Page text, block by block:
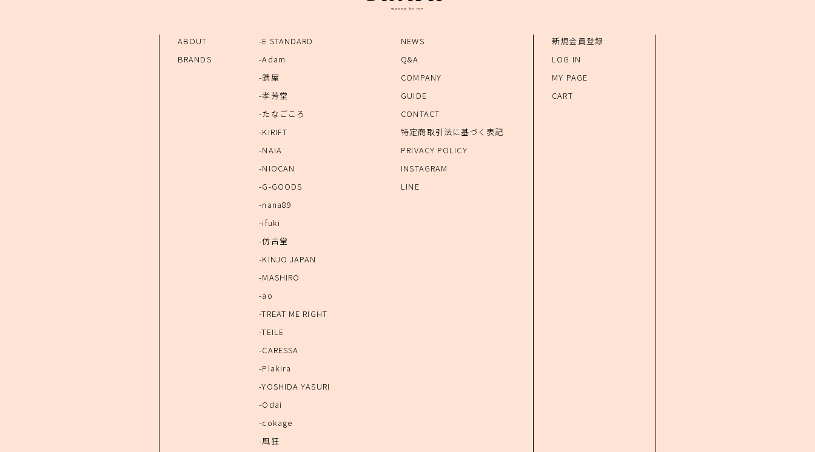
ABOUT
BRANDS
-E STANDARD
-Adam
-錆屋
-孝芳堂
-たなごころ
-KIRIFT
-NAIA
-NIOCAN
-G-GOODS
-nana89
-ifuki
-仿古堂
-KINJO JAPAN
-MASHIRO
-ao
-TREAT ME RIGHT
-TEILE
-CARESSA
-Plakira
-YOSHIDA YASURI
-Odai
-cokage
-風狂
NEWS
Q&A
COMPANY
GUIDE
CONTACT
特定商取引法に基づく表記
PRIVACY POLICY
INSTAGRAM
LINE
新規会員登録
LOG IN
MY PAGE
CART